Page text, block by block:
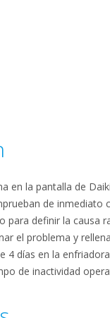
en la pantalla de
de inmediato
para definir la causa
el problema y
4 días en la enfriadora
de inactividad